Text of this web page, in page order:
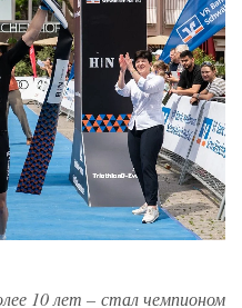
10 лет – стал чемпионом